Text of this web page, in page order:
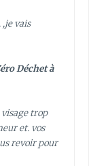
vais
Déchet à
visage trop
et. vos
revoir pour